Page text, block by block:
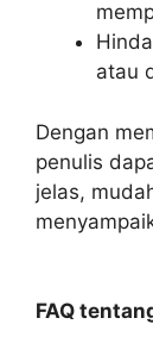
atau
Dengan
penulis
jelas,
FAQ